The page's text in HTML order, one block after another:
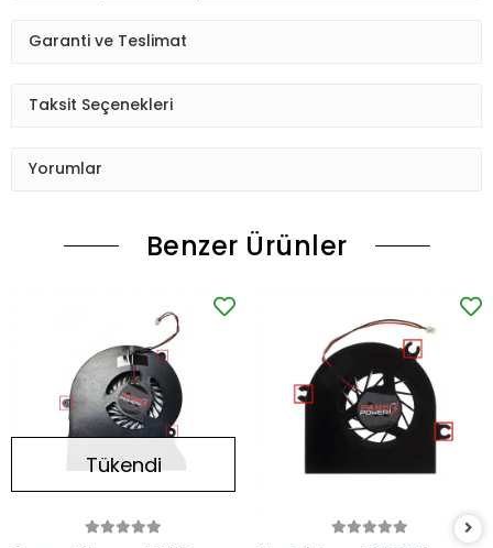
Garanti ve Teslimat
Taksit Seçenekleri
Yorumlar
Benzer Ürünler
Tükendi